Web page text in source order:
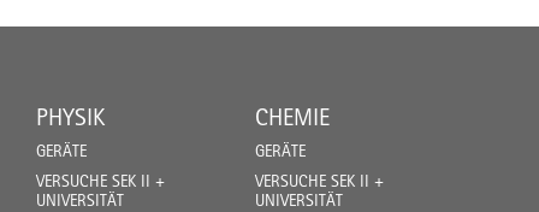
PHYSIK
GERÄTE
VERSUCHE SEK II +
UNIVERSITÄT
CHEMIE
GERÄTE
VERSUCHE SEK II +
UNIVERSITÄT